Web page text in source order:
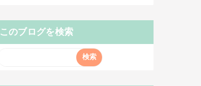
このブログを検索